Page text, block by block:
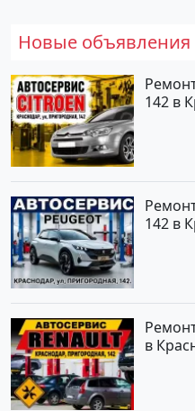
Новые объявления
142 в
142 в
в